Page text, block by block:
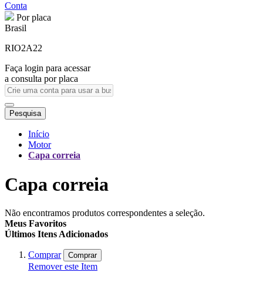
Conta
Por placa
Brasil
RIO2A22
Faça login para acessar
a consulta por placa
Pesquisa
Início
Motor
Capa correia
Capa correia
Não encontramos produtos correspondentes a seleção.
Meus Favoritos
Últimos Itens Adicionados
Comprar Comprar
Remover este Item